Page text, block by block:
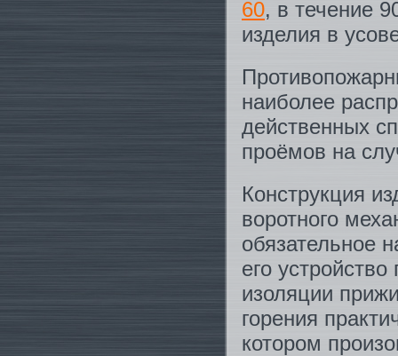
60, в течение
изделия в
наиболее
действенных
проёмов на
Конструкция
воротного
обязательное
его
изоляции
горения
котором